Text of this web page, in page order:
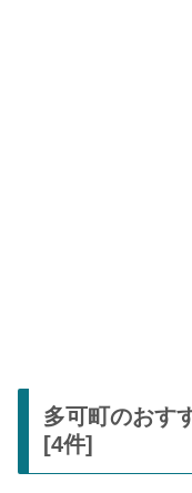
多可町のおす
[4件]